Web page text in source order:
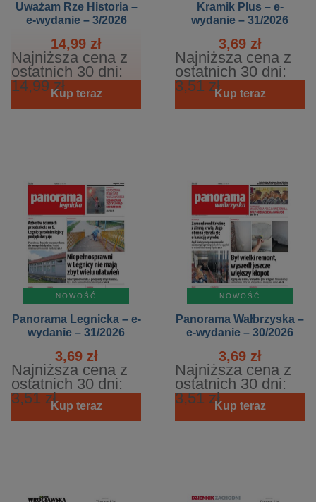
Uważam Rze Historia –
e-wydanie – 3/2026
14,99 zł
Najniższa cena z
ostatnich 30 dni:
14,99 złKup teraz
Kramik Plus – e-
wydanie – 31/2026
3,69 zł
Najniższa cena z
ostatnich 30 dni:
3,51 złKup teraz
NOWOŚĆ
Panorama Legnicka – e-
wydanie – 31/2026
3,69 zł
Najniższa cena z
ostatnich 30 dni:
3,51 złKup teraz
NOWOŚĆ
Panorama Wałbrzyska –
e-wydanie – 30/2026
3,69 zł
Najniższa cena z
ostatnich 30 dni:
3,51 złKup teraz